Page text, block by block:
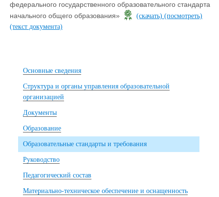
федерального государственного образовательного стандарта
начального общего образования»
(скачать) (посмотреть)
(текст документа)
Основные сведения
Структура и органы управления образовательной
организацией
Документы
Образование
Образовательные стандарты и требования
Руководство
Педагогический состав
Материально-техническое обеспечение и оснащенность